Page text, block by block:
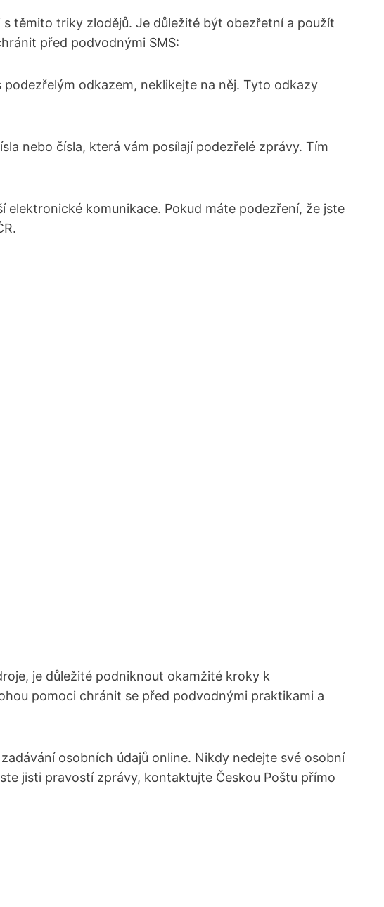
těmito triky zlodějů.​ Je důležité být obezřetní a použít
před‍ podvodnými SMS:
odkazem, neklikejte na​ něj. Tyto ⁢odkazy
nebo čísla, která vám posílají podezřelé zprávy. ⁣Tím
komunikace. Pokud máte podezření, že jste
je důležité podniknout okamžité kroky ⁢k
pomoci chránit⁤ se před podvodnými praktikami ​a
osobních ⁤údajů online. ⁢Nikdy nedejte své osobní
jisti ‍pravostí zprávy, kontaktujte Českou Poštu​ přímo